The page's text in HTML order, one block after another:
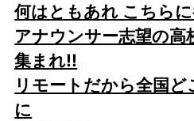
何はともあれ こちら
アナウンサー志望の高
集まれ!!
リモートだから全国
に